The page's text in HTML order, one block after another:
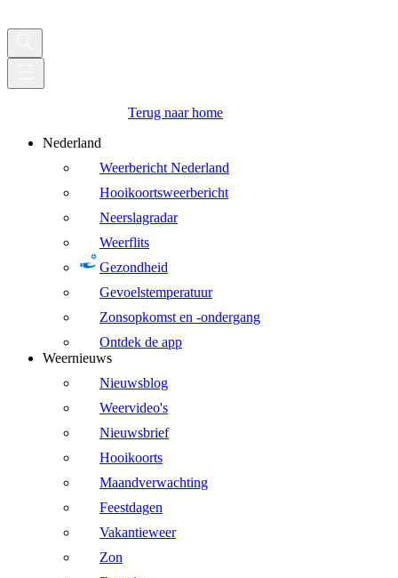
Terug naar home
Nederland
Weerbericht Nederland
Hooikoortsweerbericht
Neerslagradar
Weerflits
Gezondheid
Gevoelstemperatuur
Zonsopkomst en -ondergang
Ontdek de app
Weernieuws
Nieuwsblog
Weervideo's
Nieuwsbrief
Hooikoorts
Maandverwachting
Feestdagen
Vakantieweer
Zon